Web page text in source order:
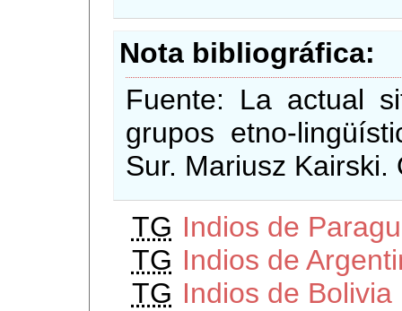
Nota bibliográfica
Fuente: La actual
grupos etno-
Sur. Mariusz
TG Indios de
TG Indios de
TG Indios de Bolivia